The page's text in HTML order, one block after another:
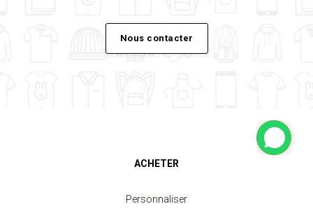
Nous contacter
ACHETER
Personnaliser